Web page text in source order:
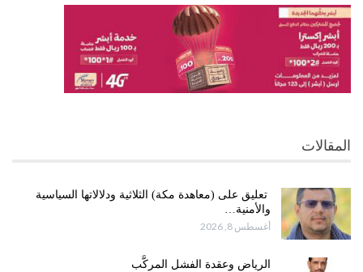
المقالات
تعليق على (معاهدة مكة) الثلاثية ودلالاتها السياسية
والأمنية…
أغسطس 8, 2026
الرياض وعقدة الفشل المركَّب